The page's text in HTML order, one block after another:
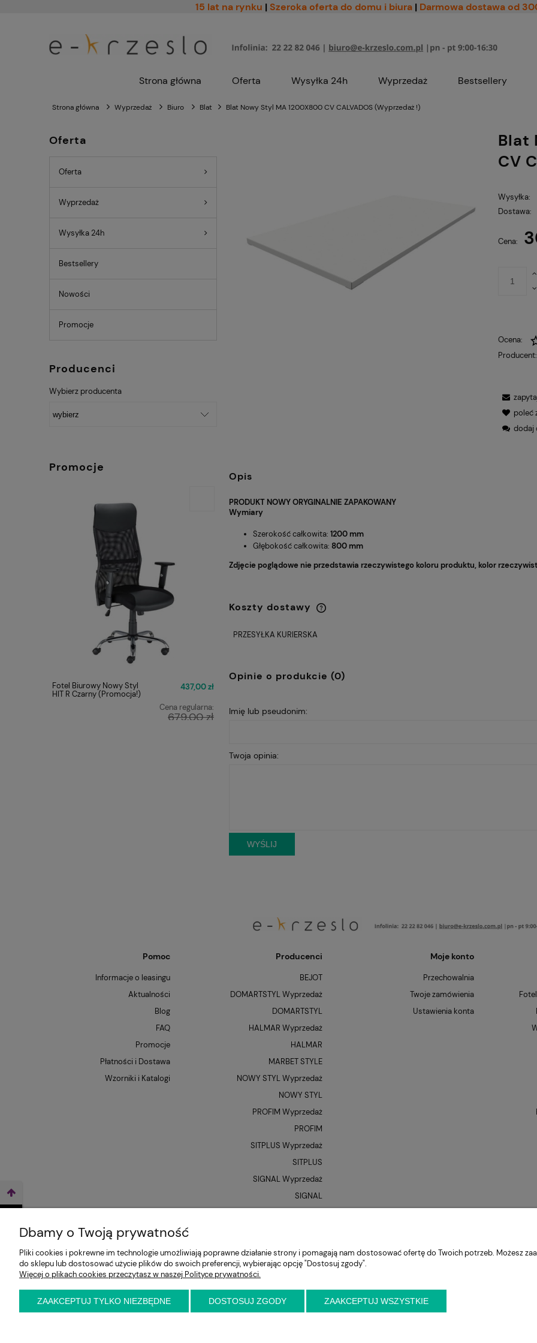
15 lat na rynku | Szeroka oferta do domu i biura | Darmowa dostawa od
Strona główna Oferta Wysyłka 24h Wyprzedaż Bestsellery
Strona główna Wyprzedaż Biuro Blat Blat Nowy Styl MA 1200X800 CV CALVADOS (Wyprzedaż !)
Oferta
Oferta
Wyprzedaż
Wysyłka 24h
Bestsellery
Nowości
Promocje
Producenci
Wybierz producenta
Promocje
Fotel Biurowy Nowy Styl
HIT R Czarny (Promocja!)
437,00 zł
Cena regularna:
679,00 zł
Blat
CV
Wysyłka:
Dostawa:
Cena nie zawiera
Cena:
Ocena:
Producent:
poleć
dodaj
Opis
PRODUKT NOWY ORYGINALNIE ZAPAKOWANY
Wymiary
Szerokość całkowita: 1200 mm
Głębokość całkowita: 800 mm
Zdjęcie poglądowe nie przedstawia rzeczywistego koloru produktu, kolor
Koszty dostawy
PRZESYŁKA KURIERSKA
Opinie o produkcie (0)
Imię lub pseudonim:
Twoja opinia:
WYŚLIJ
Pomoc
Informacje o leasingu
Aktualności
Blog
FAQ
Promocje
Płatności i Dostawa
Wzorniki i Katalogi
Producenci
BEJOT
DOMARTSTYL Wyprzedaż
DOMARTSTYL
HALMAR Wyprzedaż
HALMAR
MARBET STYLE
NOWY STYL Wyprzedaż
NOWY STYL
PROFIM Wyprzedaż
PROFIM
SITPLUS Wyprzedaż
SITPLUS
SIGNAL Wyprzedaż
SIGNAL
Moje konto
Przechowalnia
Twoje zamówienia
Ustawienia konta
E-KRZESŁO Biuro handlowe (bez ekspozycji). Prosimy o wcześniejszy kontakt przed wizytą ul. Cynamonowa 2,
krzeslo.com.pl
Dbamy o Twoją prywatność
Pliki cookies i pokrewne im technologie umożliwiają poprawne działanie strony i pomagają nam dostosować ofertę do Twoich potrzeb. Możesz
do sklepu lub dostosować użycie plików do swoich preferencji, wybierając opcję "Dostosuj zgody".
Więcej o plikach cookies przeczytasz w naszej Polityce prywatności.
ZAAKCEPTUJ TYLKO NIEZBĘDNE DOSTOSUJ ZGODY ZAAKCEPTUJ WSZYSTKIE